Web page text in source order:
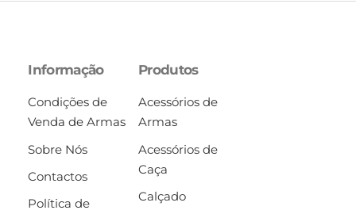
Informação
Condições de
Venda de Armas
Sobre Nós
Contactos
Política de
Produtos
Acessórios de
Armas
Acessórios de
Caça
Calçado